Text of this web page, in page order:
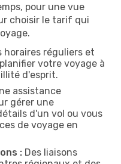
pour une vue
choisir le tarif qui
horaires réguliers et
votre voyage à
d'esprit.
assistance
gérer une
d'un vol ou vous
de voyage en
: Des liaisons